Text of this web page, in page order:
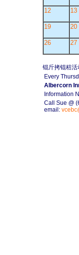
12 13
19 20
26 27
锟斤拷锟秸活
Every
Albercorn
Information
Call Sue @
email: